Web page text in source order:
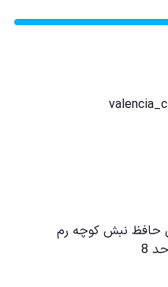
حافظ نبش کوچه رم
8